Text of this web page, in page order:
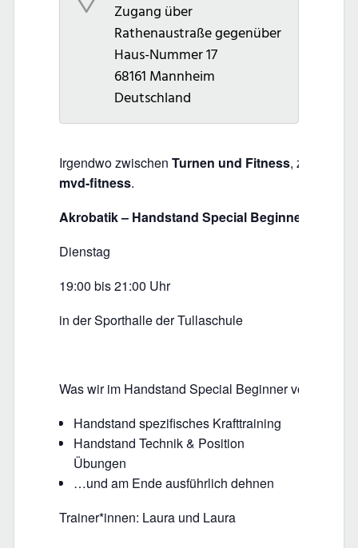
Zugang über
Rathenaustraße gegenüber
Haus-Nummer 17
68161 Mannheim
Deutschland
Irgendwo zwischen Turnen und Fitness, zwischen
mvd-fitness.
Akrobatik – Handstand Special Beginner
Dienstag
19:00 bis 21:00 Uhr
in der Sporthalle der Tullaschule
Was wir im Handstand Special Beginner vor haben:
Handstand spezifisches Krafttraining
Handstand Technik & Position
Übungen
…und am Ende ausführlich dehnen
Trainer*innen: Laura und Laura